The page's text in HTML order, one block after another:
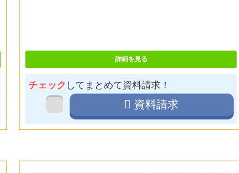
詳細を見る
チェック してまとめて資料請求！
資料請求